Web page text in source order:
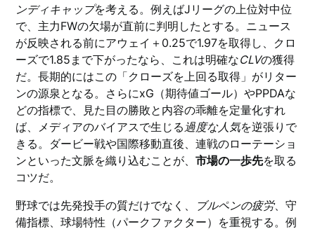
ンディキャップを考える。例えばJリーグの上位対中位
で、主力FWの欠場が直前に判明したとする。ニュース
が反映される前にアウェイ＋0.25で1.97を取得し、クロ
ーズで1.85まで下がったなら、これは明確なCLVの獲得
だ。長期的にはこの「クローズを上回る取得」がリター
ンの源泉となる。さらにxG（期待値ゴール）やPPDAな
どの指標で、見た目の勝敗と内容の乖離を定量化すれ
ば、メディアのバイアスで生じる過度な人気を逆張りで
きる。ダービー戦や国際移動直後、連戦のローテーショ
ンといった文脈を織り込むことが、市場の一歩先を取る
コツだ。
野球では先発投手の質だけでなく、
ブルペンの疲労、守
備指標、球場特性（パークファクター）を重視する。例